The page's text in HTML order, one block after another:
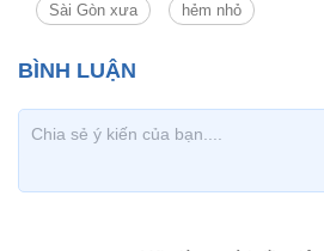
Sài Gòn xưa hẻm nhỏ